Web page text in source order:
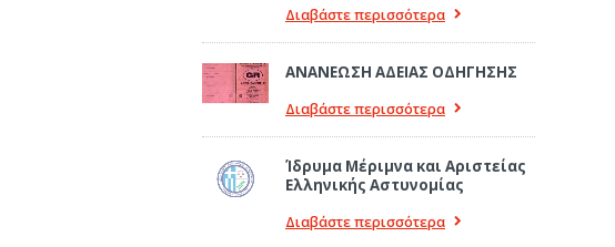
Διαβάστε περισσότερα
ΑΝΑΝΕΩΣΗ ΑΔΕΙΑΣ ΟΔΗΓΗΣΗΣ
Διαβάστε περισσότερα
Ίδρυμα Μέριμνα και Αριστείας
Ελληνικής Αστυνομίας
Διαβάστε περισσότερα